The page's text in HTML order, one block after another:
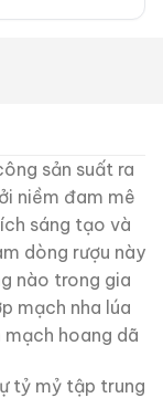
sản suất ra
niềm đam mê
sáng tạo và
dòng rượu này
nào trong gia
mạch nha lúa
hoang dã
tỷ mỷ tập trung